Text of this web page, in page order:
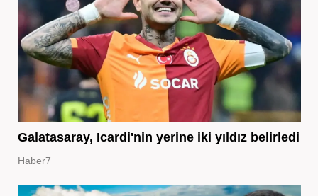
Galatasaray, Icardi'nin yerine iki yıldız belirledi
Haber7